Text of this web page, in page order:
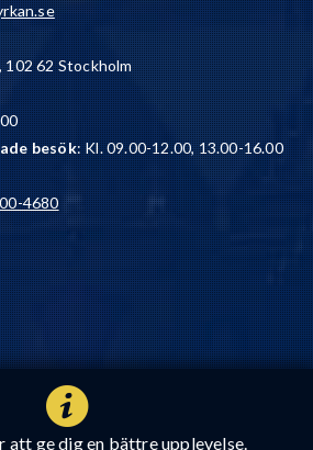
att ge dig en bättre upplevelse.
102 62 Stockholm
besök: Kl. 09.00-12.00, 13.00-16.00
4680